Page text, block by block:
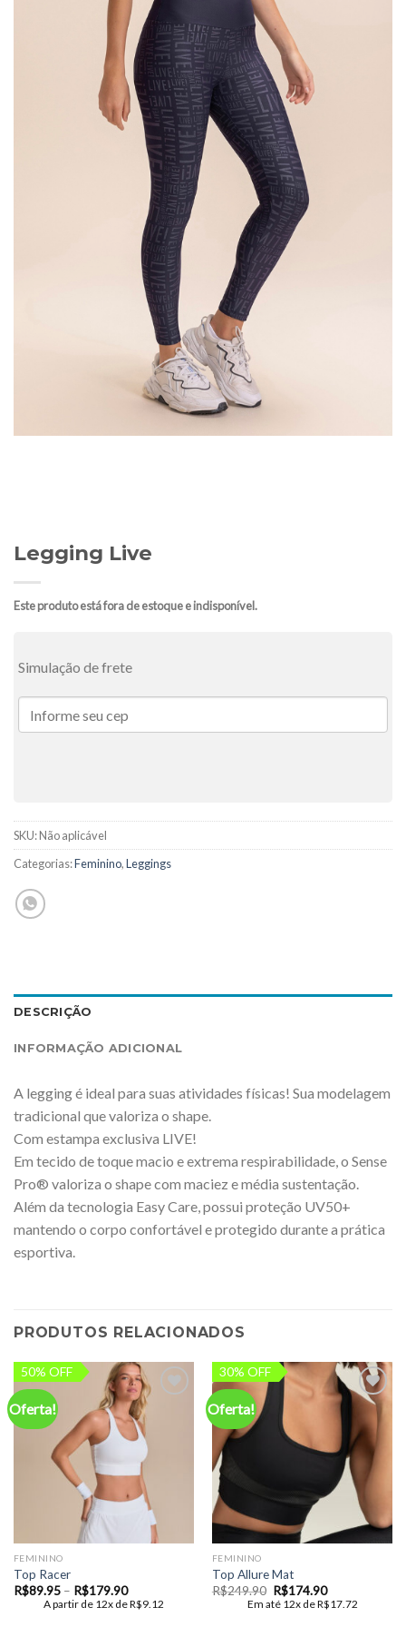
Legging Live
Este produto está fora de estoque e indisponível.
Simulação de frete
SKU:Não aplicável
Categorias:Feminino,Leggings
DESCRIÇÃO
INFORMAÇÃO ADICIONAL
A legging é ideal para suas atividades físicas! Sua modelagem
tradicional que valoriza o shape.
Com estampa exclusiva LIVE!
Em tecido de toque macio e extrema respirabilidade, o Sense
Pro® valoriza o shape com maciez e média sustentação.
Além da tecnologia Easy Care, possui proteção UV50+
mantendo o corpo confortável e protegido durante a prática
esportiva.
PRODUTOS RELACIONADOS
Oferta!
50% OFF
FEMININO
Top Racer
R$89.95 – R$179.90Faixa
de
preço:
A partir de 12x deR$9.12
Oferta!
30% OFF
Add to
wishlist
FEMININO
Top Allure Mat
R$249.90 O
preço
R$174.90O
preço
atual
Em até 12x deR$17.72